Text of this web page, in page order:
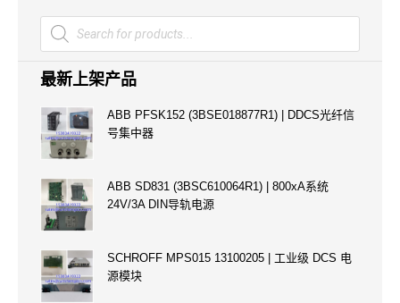
Products
search
最新上架产品
ABB PFSK152 (3BSE018877R1) | DDCS光纤信
号集中器
ABB SD831 (3BSC610064R1) | 800xA系统
24V/3A DIN导轨电源
SCHROFF MPS015 13100205 | 工业级 DCS 电
源模块